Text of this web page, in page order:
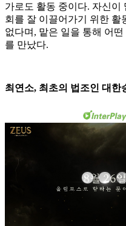
가로도 활동 중이다. 자신이
회를 잘 이끌어가기 위한 활
없다며, 맡은 일을 통해 어
를 만났다.
최연소, 최초의 법조인 대한